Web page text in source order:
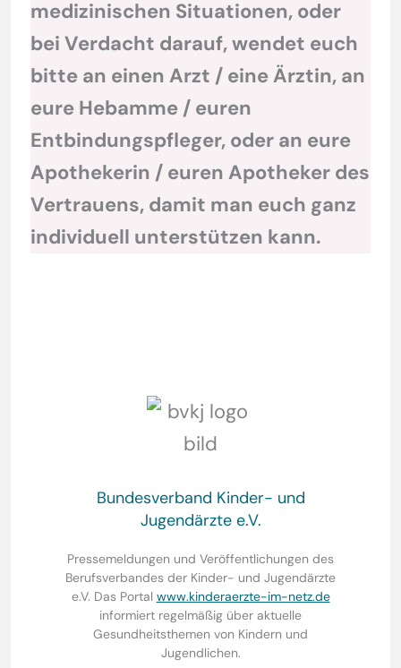
medizinischen Situationen, oder
bei Verdacht darauf, wendet euch
bitte an einen Arzt / eine Ärztin, an
eure Hebamme / euren
Entbindungspfleger, oder an eure
Apothekerin / euren Apotheker des
Vertrauens, damit man euch ganz
individuell unterstützen kann.
Bundesverband Kinder- und
Jugendärzte e.V.
Pressemeldungen und Veröffentlichungen des
Berufsverbandes der Kinder- und Jugendärzte
e.V. Das Portal www.kinderaerzte-im-netz.de
informiert regelmäßig über aktuelle
Gesundheitsthemen von Kindern und
Jugendlichen.